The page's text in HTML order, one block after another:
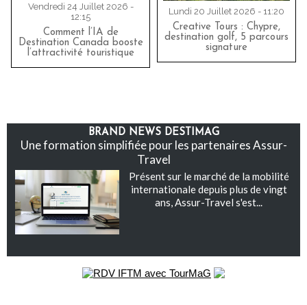
Vendredi 24 Juillet 2026 -
12:15
Comment l’IA de
Destination Canada booste
l’attractivité touristique
Lundi 20 Juillet 2026 - 11:20
Creative Tours : Chypre,
destination golf, 5 parcours
signature
BRAND NEWS DESTIMAG
Une formation simplifiée pour les partenaires Assur-
Travel
Présent sur le marché de la mobilité
internationale depuis plus de vingt
ans, Assur-Travel s'est...